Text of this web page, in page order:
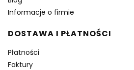
Informacje o firmie
DOSTAWA I PŁATNOŚCI
Płatności
Faktury